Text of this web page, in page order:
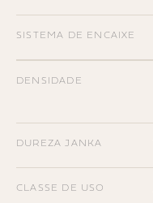
SISTEMA DE ENCAIXE
DENSIDADE
DUREZA JANKA
CLASSE DE USO